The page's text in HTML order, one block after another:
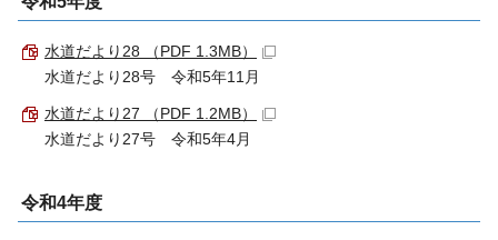
水道だより28 （PDF 1.3MB）
水道だより28号 令和5年11月
水道だより27 （PDF 1.2MB）
水道だより27号 令和5年4月
令和4年度